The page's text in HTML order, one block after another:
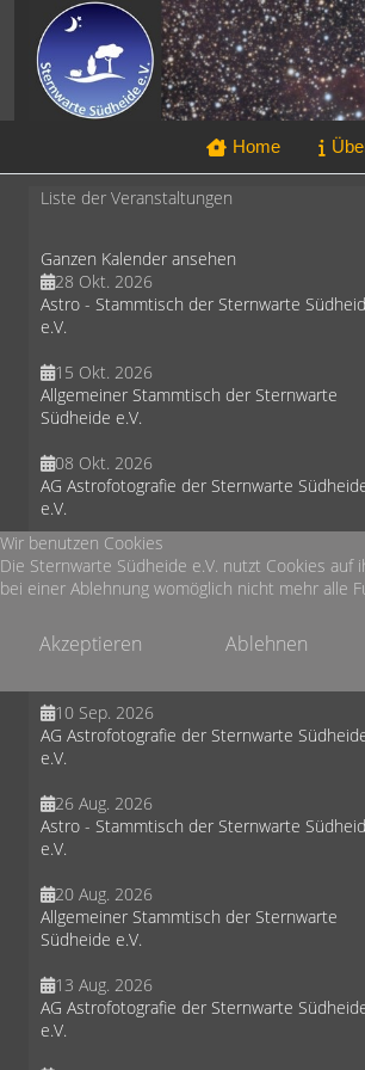
Home
Liste der Veranstaltungen
Ganzen Kalender ansehen
28 Okt. 2026
Astro - Stammtisch der Sternwarte
e.V.
15 Okt. 2026
Allgemeiner Stammtisch der Sternwarte
Südheide e.V.
08 Okt. 2026
AG Astrofotografie der Sternwarte
e.V.
30 Sep. 2026
Astro - Stammtisch der Sternwarte
e.V.
19 Sep. 2026
10 Sep. 2026
AG Astrofotografie der Sternwarte
e.V.
26 Aug. 2026
Astro - Stammtisch der Sternwarte
e.V.
20 Aug. 2026
Allgemeiner Stammtisch der Sternwarte
Südheide e.V.
13 Aug. 2026
AG Astrofotografie der Sternwarte
e.V.
Wir benutzen Cookies
Die Sternwarte Südheide e.V. nutzt Cookies
bei einer Ablehnung womöglich nicht mehr alle
Akzeptieren Ablehnen